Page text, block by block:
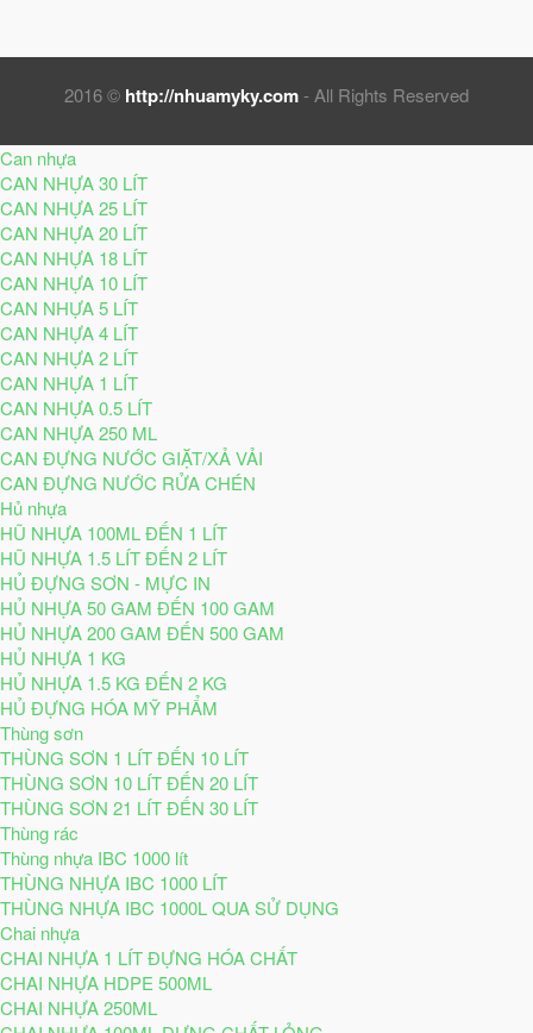
2016 © http://nhuamyky.com- All Rights Reserved
Can nhựa
CAN NHỰA 30 LÍT
CAN NHỰA 25 LÍT
CAN NHỰA 20 LÍT
CAN NHỰA 18 LÍT
CAN NHỰA 10 LÍT
CAN NHỰA 5 LÍT
CAN NHỰA 4 LÍT
CAN NHỰA 2 LÍT
CAN NHỰA 1 LÍT
CAN NHỰA 0.5 LÍT
CAN NHỰA 250 ML
CAN ĐỰNG NƯỚC GIẶT/XẢ VẢI
CAN ĐỰNG NƯỚC RỬA CHÉN
Hủ nhựa
HŨ NHỰA 100ML ĐẾN 1 LÍT
HŨ NHỰA 1.5 LÍT ĐẾN 2 LÍT
HỦ ĐỰNG SƠN - MỰC IN
HỦ NHỰA 50 GAM ĐẾN 100 GAM
HỦ NHỰA 200 GAM ĐẾN 500 GAM
HỦ NHỰA 1 KG
HỦ NHỰA 1.5 KG ĐẾN 2 KG
HỦ ĐỰNG HÓA MỸ PHẨM
Thùng sơn
THÙNG SƠN 1 LÍT ĐẾN 10 LÍT
THÙNG SƠN 10 LÍT ĐẾN 20 LÍT
THÙNG SƠN 21 LÍT ĐẾN 30 LÍT
Thùng rác
Thùng nhựa IBC 1000 lít
THÙNG NHỰA IBC 1000 LÍT
THÙNG NHỰA IBC 1000L QUA SỬ DỤNG
Chai nhựa
CHAI NHỰA 1 LÍT ĐỰNG HÓA CHẤT
CHAI NHỰA HDPE 500ML
CHAI NHỰA 250ML